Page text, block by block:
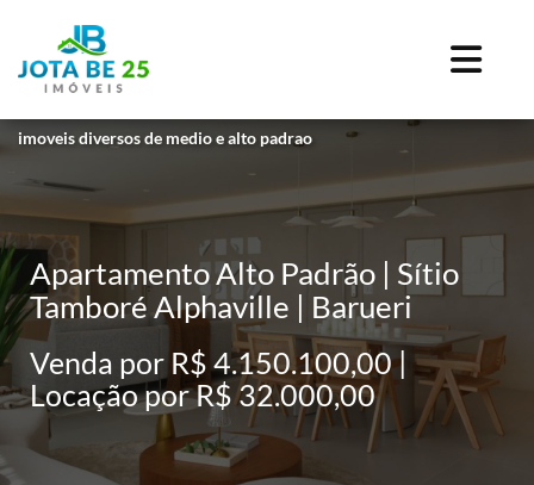
imoveis diversos de medio e alto padrao
Apartamento Alto Padrão | Sítio
Tamboré Alphaville | Barueri
Venda por R$ 4.150.100,00 |
Locação por R$ 32.000,00